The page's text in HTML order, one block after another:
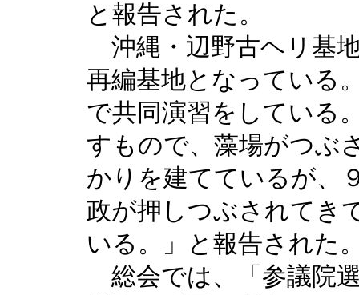
と報告された。
沖縄・辺野古ヘリ基
再編基地となっている
で共同演習をしている
すもので、藻場がつぶ
かりを建てているが、
政が押しつぶされてき
いる。」と報告された
総会では、「参議院